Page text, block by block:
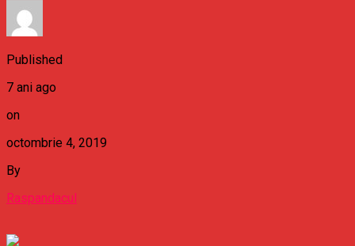
Published
7 ani ago
on
octombrie 4, 2019
By
Raspandacul